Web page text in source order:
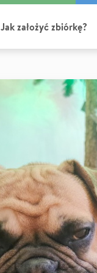
Jak założyć zbiórkę?